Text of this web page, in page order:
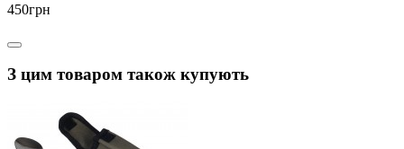
450грн
З цим товаром також купують